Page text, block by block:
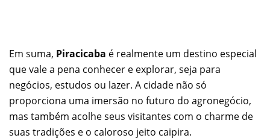
Em suma, Piracicaba é realmente um destino especial
que vale a pena conhecer e explorar, seja para
negócios, estudos ou lazer. A cidade não só
proporciona uma imersão no futuro do agronegócio,
mas também acolhe seus visitantes com o charme de
suas tradições e o caloroso jeito caipira.